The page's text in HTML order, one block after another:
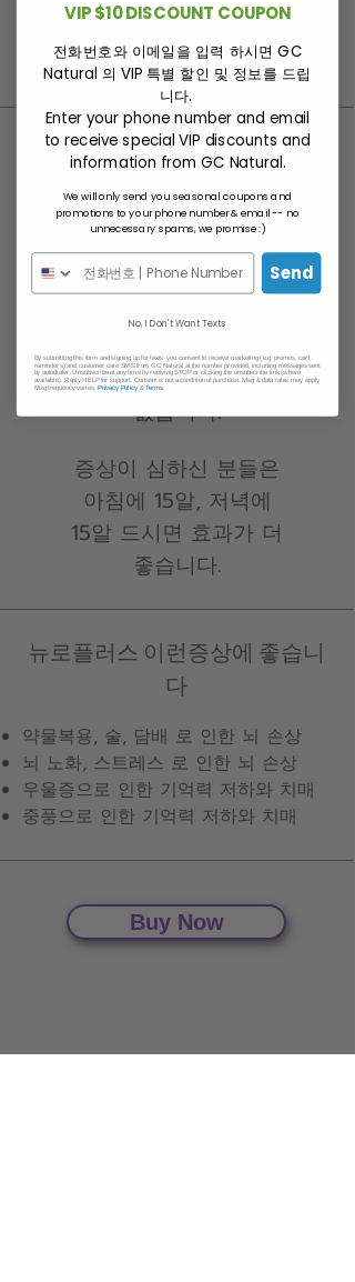
English
Add to Cart
​복용방법
아침 에 10알, 저녁 에
10알. 식전 식후 상관
없습니다.
증상이 심하신 분들은
아침에 15알, 저녁에
15알 드시면 효과가 더
좋습니다.
​뉴로플러스 이런증상에 좋습니
다
약물복용, 술, 담배 로 인한 뇌 손상
뇌 노화, 스트레스 로 인한 뇌 손상
우울증으로 인한 기억력 저하와 치매
​중풍으로 인한 기억력 저하와 치매
Buy Now
VIP $10 DISCOUNT COUPON
전화번호와 이메일을 입력 하시면 GC
Natural 의 VIP 특별 할인 및 정보를 드립
니다.
Enter your phone number and email
to receive special VIP discounts and
information from GC Natural.
We will only send you seasonal coupons and
promotions to your phone number & email -- no
unnecessary spams, we promise :)
Send
No, I Don't Want Texts
By submitting this form and signing up for texts, you consent to receive marketing (e.g. promos, cart
reminders) and customer care SMS from GC Natural at the number provided, including messages sent
by autodialer. Unsubscribe at any time by replying STOP or clicking the unsubscribe link (where
available). Reply HELP for support. Consent is not a condition of purchase. Msg & data rates may apply.
Msg frequency varies. Privacy Policy &Terms